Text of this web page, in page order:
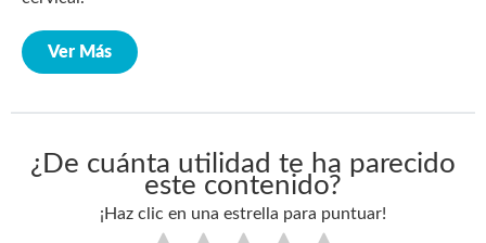
Ver Más
¿De cuánta utilidad te ha parecido
este contenido?
¡Haz clic en una estrella para puntuar!